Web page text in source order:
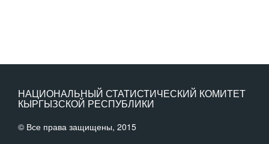
НАЦИОНАЛЬНЫЙ СТАТИСТИЧЕСКИЙ КОМИТЕТ
КЫРГЫЗСКОЙ РЕСПУБЛИКИ
© Все права защищены, 2015